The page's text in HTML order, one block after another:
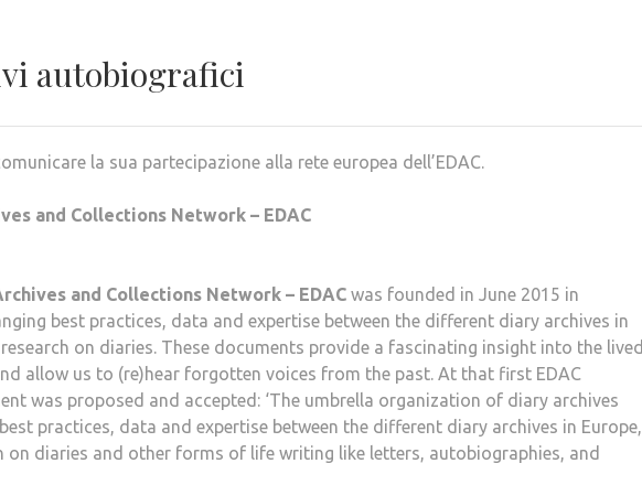
autobiografici
la sua partecipazione alla rete europea dell’EDAC.
and Collections Network – EDAC
and Collections Network – EDAC was founded in June 2015 in
best practices, data and expertise between the different diary archives in
on diaries. These documents provide a fascinating insight into the lived
allow us to (re)hear forgotten voices from the past. At that first EDAC
was proposed and accepted: ‘The umbrella organization of diary archives
practices, data and expertise between the different diary archives in Europe,
diaries and other forms of life writing like letters, autobiographies, and